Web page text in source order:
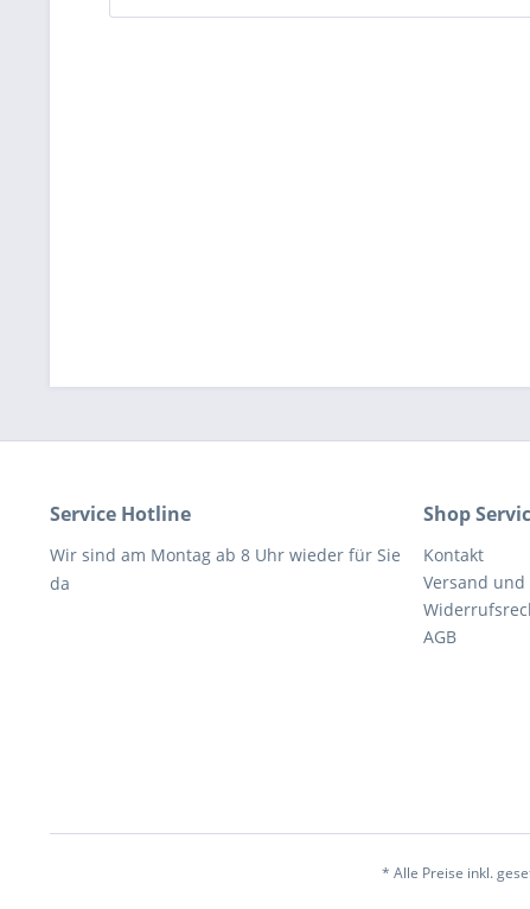
Service Hotline
Wir sind am Montag ab 8 Uhr wieder für Sie
da
Shop
Kontakt
Versand
AGB
* Alle Preise inkl.